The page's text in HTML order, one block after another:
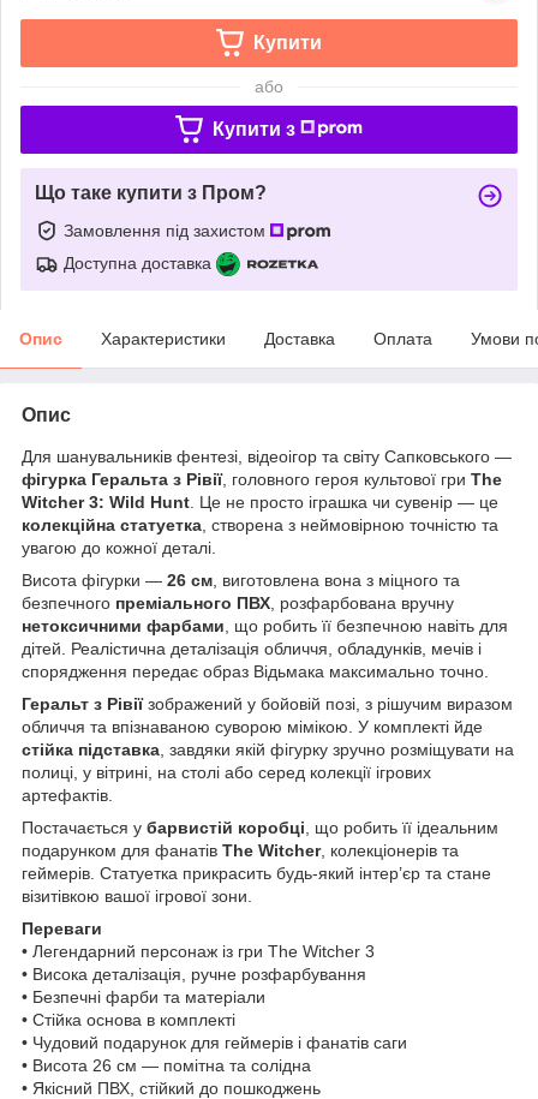
Купити
або
Купити з
Що таке купити з Пром?
Замовлення під захистом
Доступна доставка
Опис Характеристики Доставка Оплата Умови
Опис
Для шанувальників фентезі, відеоігор та світу Сапковського —
фігурка Геральта з Рівії, головного героя культової гри The
Witcher 3: Wild Hunt . Це не просто іграшка чи сувенір — це
колекційна статуетка , створена з неймовірною точністю та
увагою до кожної деталі.
Висота фігурки — 26 см , виготовлена вона з міцного та
безпечного преміального ПВХ , розфарбована вручну
нетоксичними фарбами , що робить її безпечною навіть для
дітей. Реалістична деталізація обличчя, обладунків, мечів і
спорядження передає образ Відьмака максимально точно.
Геральт з Рівіїзображений у бойовій позі, з рішучим виразом
обличчя та впізнаваною суворою мімікою. У комплекті йде
стійка підставка , завдяки якій фігурку зручно розміщувати на
полиці, у вітрині, на столі або серед колекції ігрових
артефактів.
Постачається у барвистій коробці , що робить її ідеальним
подарунком для фанатів The Witcher, колекціонерів та
геймерів. Статуетка прикрасить будь-який інтер’єр та стане
візитівкою вашої ігрової зони.
Переваги
• Легендарний персонаж із гри The Witcher 3
• Висока деталізація, ручне розфарбування
• Безпечні фарби та матеріали
• Стійка основа в комплекті
• Чудовий подарунок для геймерів і фанатів саги
• Висота 26 см — помітна та солідна
• Якісний ПВХ, стійкий до пошкоджень